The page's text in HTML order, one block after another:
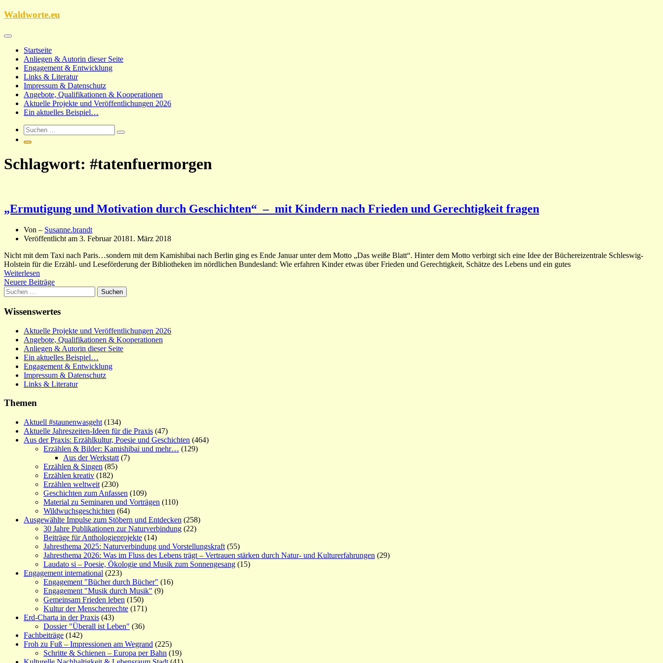
Zum
Waldworte.eu
Startseite
Anliegen & Autorin dieser Seite
Engagement & Entwicklung
Links & Literatur
Impressum & Datenschutz
Angebote, Qualifikationen & Kooperationen
Aktuelle Projekte und Veröffentlichungen 2026
Ein aktuelles Beispiel…
Schlagwort: #tatenfuermorgen
„Ermutigung und Motivation durch Geschichten“ – mit Kindern nach Frieden und Gerechtigkeit fragen
Von – Susanne.brandt
Veröffentlicht am 3. Februar 20181. März 2018
Nicht mit dem Taxi nach Paris…sondern mit dem Kamishibai nach Berlin ging es Ende Januar unter dem Motto „Das weiße Blatt“. Hinter dem Motto verbirgt sich eine Idee der Büchereizentrale Schleswig-
Holstein für die Erzähl- und Leseförderung der Bibliotheken im nördlichen Bundesland: Wie erfahren Kinder etwas über Frieden und Gerechtigkeit, Schätze des Lebens und ein gutes
Weiterlesen
Beitragsnavigation
Neuere Beiträge
Suchen
nach:
Wissenswertes
Aktuelle Projekte und Veröffentlichungen 2026
Angebote, Qualifikationen & Kooperationen
Anliegen & Autorin dieser Seite
Ein aktuelles Beispiel…
Engagement & Entwicklung
Impressum & Datenschutz
Links & Literatur
Themen
Aktuell #staunenwasgeht (134)
Aktuelle Jahreszeiten-Ideen für die Praxis (47)
Aus der Praxis: Erzählkultur, Poesie und Geschichten (464)
Erzählen & Bilder: Kamishibai und mehr… (129)
Aus der Werkstatt (7)
Erzählen & Singen (85)
Erzählen kreativ (182)
Erzählen weltweit (230)
Geschichten zum Anfassen (109)
Material zu Seminaren und Vorträgen (110)
Wildwuchsgeschichten (64)
Ausgewählte Impulse zum Stöbern und Entdecken (258)
30 Jahre Publikationen zur Naturverbindung (22)
Beiträge für Anthologieprojekte (14)
Jahresthema 2025: Naturverbindung und Vorstellungskraft (55)
Jahresthema 2026: Was im Fluss des Lebens trägt – Vertrauen stärken durch Natur- und Kulturerfahrungen (29)
Laudato si – Poesie, Ökologie und Musik zum Sonnengesang (15)
Engagement international (223)
Engagement "Bücher durch Bücher" (16)
Engagement "Musik durch Musik" (9)
Gemeinsam Frieden leben (150)
Kultur der Menschenrechte (171)
Erd-Charta in der Praxis (43)
Dossier "Überall ist Leben" (36)
Fachbeiträge (142)
Froh zu Fuß – Impressionen am Wegrand (225)
Schritte & Schienen – Europa per Bahn (19)